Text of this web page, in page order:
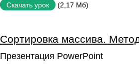
Скачать урок (2,17 Мб)
Сортировка массива.
Презентация PowerPoint